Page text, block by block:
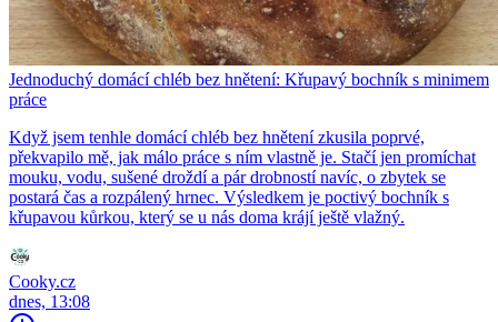
Jednoduchý domácí chléb bez hnětení: Křupavý bochník s minimem
práce
Když jsem tenhle domácí chléb bez hnětení zkusila poprvé,
překvapilo mě, jak málo práce s ním vlastně je. Stačí jen promíchat
mouku, vodu, sušené droždí a pár drobností navíc, o zbytek se
postará čas a rozpálený hrnec. Výsledkem je poctivý bochník s
křupavou kůrkou, který se u nás doma krájí ještě vlažný.
Cooky.cz
dnes, 13:08